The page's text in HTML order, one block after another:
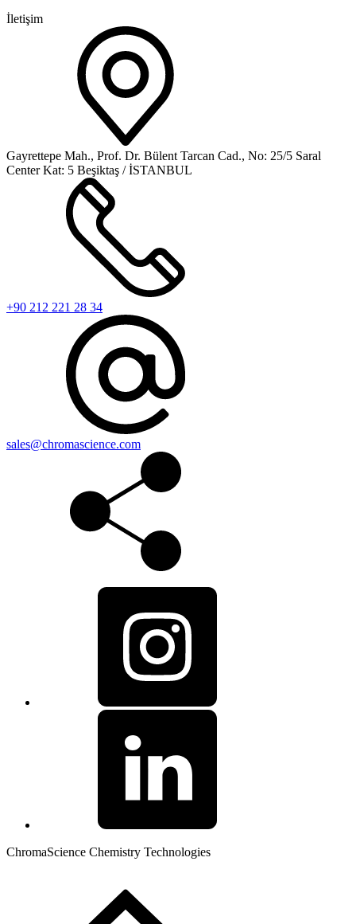
İletişim
Gayrettepe Mah., Prof. Dr. Bülent Tarcan Cad., No: 25/5 Saral
Center Kat: 5 Beşiktaş / İSTANBUL
+90 212 221 28 34
sales@chromascience.com
ChromaScience Chemistry Technologies